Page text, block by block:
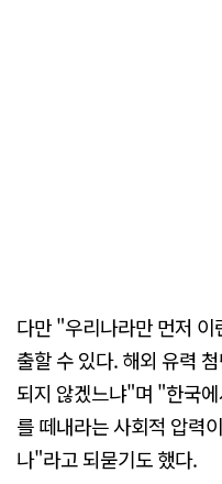
다만 "우리나라만 먼저
출할 수 있다. 해외 유력
되지 않겠느냐"며 "한국
를 떼내라는 사회적 압력
나"라고 되묻기도 했다.